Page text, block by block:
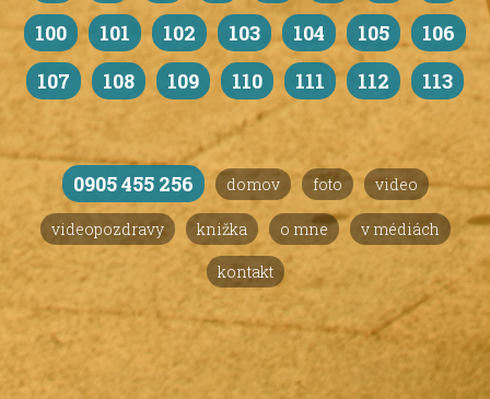
100
101 102 103 104 105
106
107
108 109 110 111 112 113
0905 455 256 domov foto video
videopozdravy knižka o mne v médiách
kontakt